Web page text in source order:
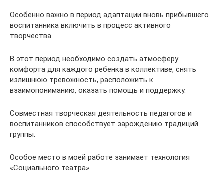
Особенно важно в период адаптации вновь прибывшего
воспитанника включить в процесс активного
творчества.
В этот период необходимо создать атмосферу
комфорта для каждого ребенка в коллективе, снять
излишнюю тревожность, расположить к
взаимопониманию, оказать помощь и поддержку.
Совместная творческая деятельность педагогов и
воспитанников способствует зарождению традиций
группы.
Особое место в моей работе занимает технология
«Социального театра».